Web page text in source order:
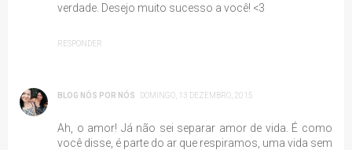
verdade. Desejo muito sucesso a você! <3
RESPONDER
BLOG NÓS POR NÓS DOMINGO, 13 DEZEMBRO, 2015
Ah, o amor! Já não sei separar amor de vida. É como
você disse, é parte do ar que respiramos, uma vida sem